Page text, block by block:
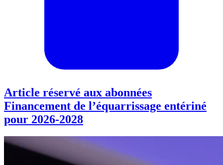
Article réservé aux abonnées
Financement de l’équarrissage entériné
pour 2026-2028